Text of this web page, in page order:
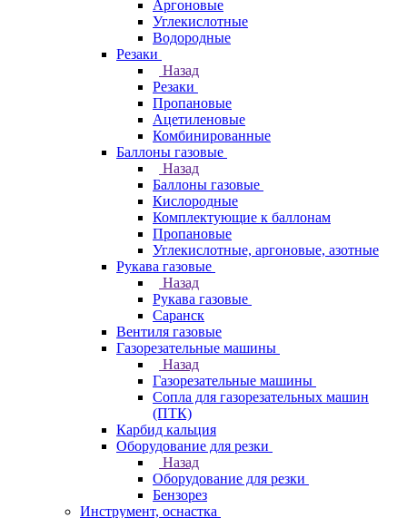
Аргоновые
Углекислотные
Водородные
Резаки
Назад
Резаки
Пропановые
Ацетиленовые
Комбинированные
Баллоны газовые
Назад
Баллоны газовые
Кислородные
Комплектующие к баллонам
Пропановые
Углекислотные, аргоновые, азотные
Рукава газовые
Назад
Рукава газовые
Саранск
Вентиля газовые
Газорезательные машины
Назад
Газорезательные машины
Сопла для газорезательных машин
(ПТК)
Карбид кальция
Оборудование для резки
Назад
Оборудование для резки
Бензорез
Инструмент, оснастка